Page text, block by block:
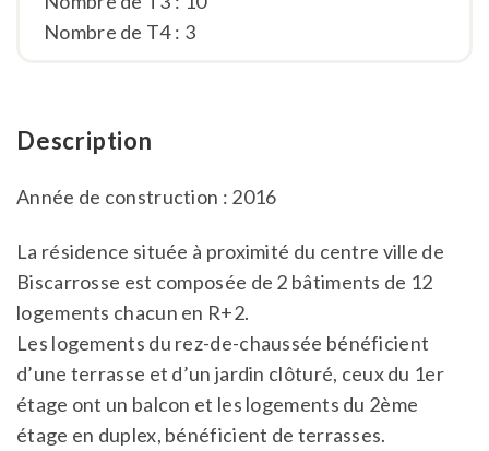
Nombre de T4 : 3
Description
Année de construction : 2016
La résidence située à proximité du centre ville de
Biscarrosse est composée de 2 bâtiments de 12
logements chacun en R+2.
Les logements du rez-de-chaussée bénéficient
d’une terrasse et d’un jardin clôturé, ceux du 1er
étage ont un balcon et les logements du 2ème
étage en duplex, bénéficient de terrasses.